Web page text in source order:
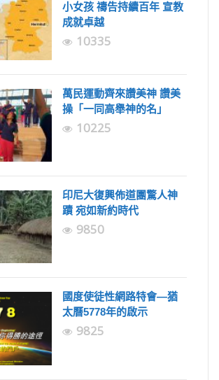
小女孩 禱告持續百年 宣教
成就卓越
10335
萬民運動齊來讚美神 讚美
操「一同高舉神的名」
10225
印尼大復興佈道團驚人神
蹟 宛如新約時代
9850
國度使徒性網路特會—猶
太曆5778年的啟示
9825